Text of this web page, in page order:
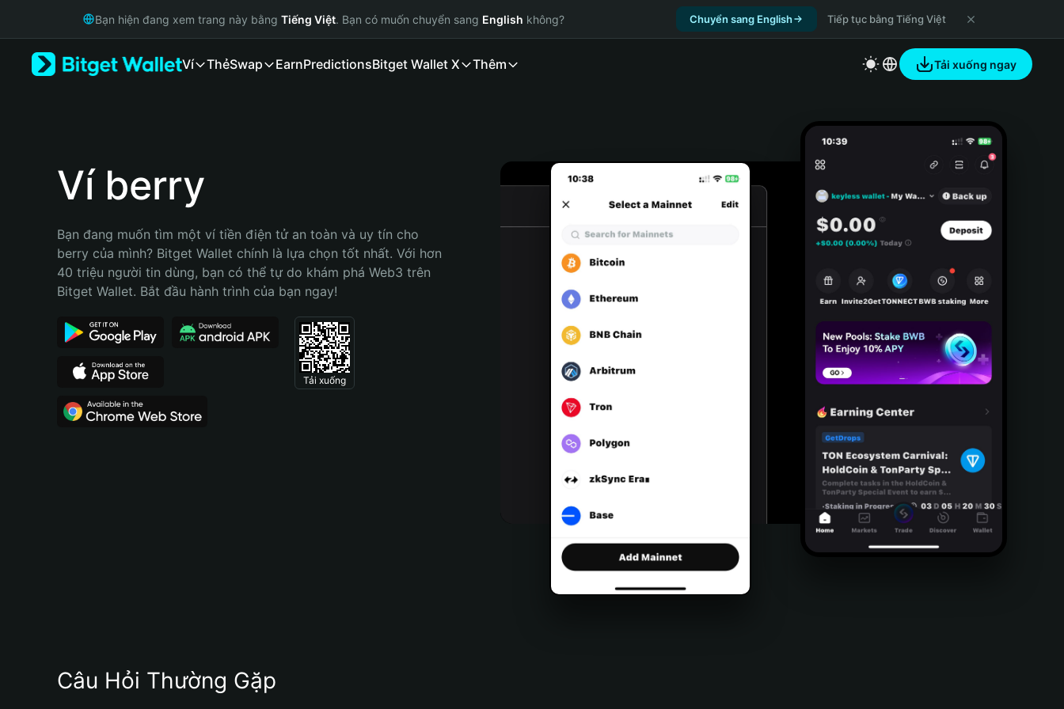
Русский
Bahasa Indonesia
Português (Brasil)
Bạn hiện đang xem trang này bằng Tiếng Việt. Bạn có muốn chuyển sang English không? Chuyển sang English Tiếp tục bằng Tiếng Việt
Ví ThẻSwap EarnPredictionsBitget Wallet X Thêm Tải xuống ngay
Ví berry
Bạn đang muốn tìm một ví tiền điện tử an toàn và uy tín cho
berry của mình? Bitget Wallet chính là lựa chọn tốt nhất. Với hơn
40 triệu người tin dùng, bạn có thể tự do khám phá Web3 trên
Bitget Wallet. Bắt đầu hành trình của bạn ngay!
Tải xuống
Câu Hỏi Thường Gặp